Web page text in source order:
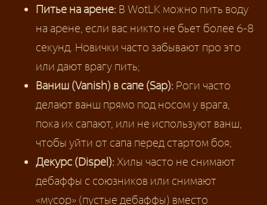
Питье на арене: В WotLK можно пить воду
на арене, если вас никто не бьет более 6-8
секунд. Новички часто забывают про это
или дают врагу пить;
Ваниш (Vanish) в сапе (Sap): Роги часто
делают ванш прямо под носом у врага,
пока их сапают, или не используют ванш,
чтобы уйти от сапа перед стартом боя;
Декурс (Dispel): Хилы часто не снимают
дебаффы с союзников или снимают
«мусор» (пустые дебаффы) вместо